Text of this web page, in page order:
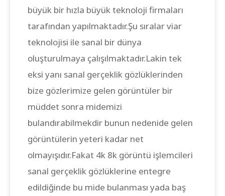
büyük bir hızla büyük teknoloji firmaları
tarafından yapılmaktadır.Şu sıralar viar
teknolojisi ile sanal bir dünya
oluşturulmaya çalışılmaktadır.Lakin tek
eksi yanı sanal gerçeklik gözlüklerinden
bize gözlerimize gelen görüntüler bir
müddet sonra midemizi
bulandırabilmekdir bunun nedenide gelen
görüntülerin yeteri kadar net
olmayışıdır.Fakat 4k 8k görüntü işlemcileri
sanal gerçeklik gözlüklerine entegre
edildiğinde bu mide bulanması yada baş